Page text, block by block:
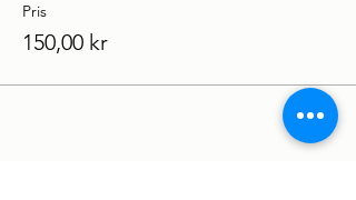
Pris
150,00 kr